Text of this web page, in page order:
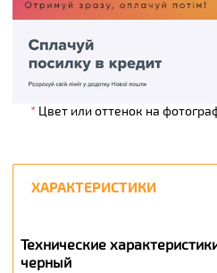
ХАРАКТЕРИСТИКИ
Технические
черный
*Цвет или оттенок на